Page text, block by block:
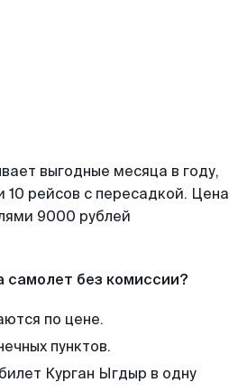
выгодные месяца в году,
рейсов с пересадкой. Цена
9000 рублей
самолет без комиссии?
по цене.
пунктов.
Курган Ыгдыр в одну